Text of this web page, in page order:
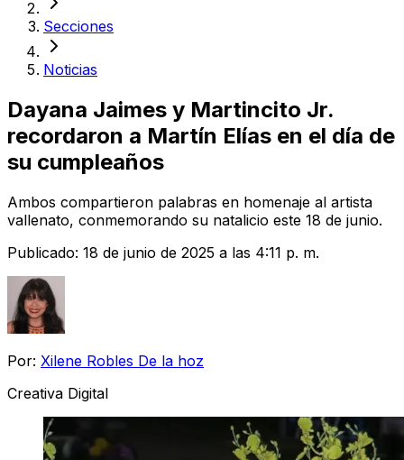
Secciones
Noticias
Dayana Jaimes y Martincito Jr.
recordaron a Martín Elías en el día de
su cumpleaños
Ambos compartieron palabras en homenaje al artista
vallenato, conmemorando su natalicio este 18 de junio.
Publicado: 18 de junio de 2025 a las 4:11 p. m.
Por: Xilene Robles De la hoz
Creativa Digital